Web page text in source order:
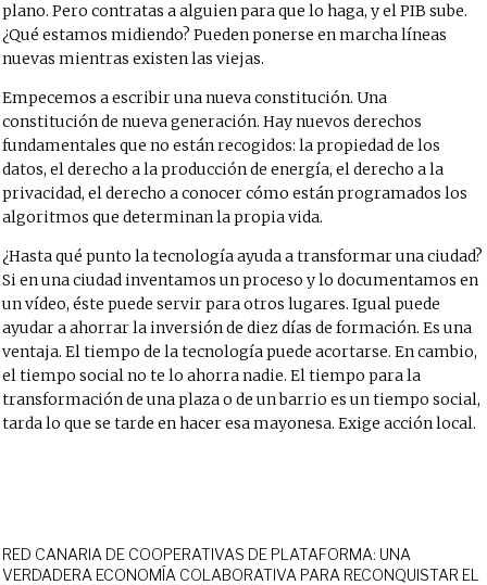
plano. Pero contratas a alguien para que lo haga, y el PIB sube.
¿Qué estamos midiendo? Pueden ponerse en marcha líneas
nuevas mientras existen las viejas.
Empecemos a escribir una nueva constitución. Una
constitución de nueva generación. Hay nuevos derechos
fundamentales que no están recogidos: la propiedad de los
datos, el derecho a la producción de energía, el derecho a la
privacidad, el derecho a conocer cómo están programados los
algoritmos que determinan la propia vida.
¿Hasta qué punto la tecnología ayuda a transformar una ciudad?
Si en una ciudad inventamos un proceso y lo documentamos en
un vídeo, éste puede servir para otros lugares. Igual puede
ayudar a ahorrar la inversión de diez días de formación. Es una
ventaja. El tiempo de la tecnología puede acortarse. En cambio,
el tiempo social no te lo ahorra nadie. El tiempo para la
transformación de una plaza o de un barrio es un tiempo social,
tarda lo que se tarde en hacer esa mayonesa. Exige acción local.
RED CANARIA DE COOPERATIVAS DE PLATAFORMA: UNA
VERDADERA ECONOMÍA COLABORATIVA PARA RECONQUISTAR EL